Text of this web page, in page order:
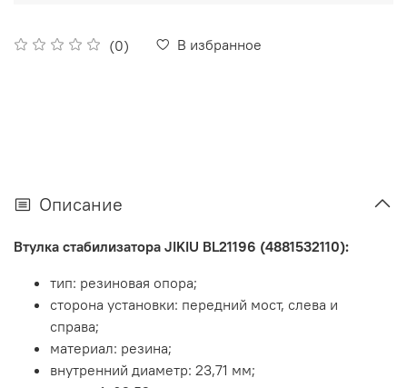
(0) В избранное
Описание
Втулка стабилизатора JIKIU BL21196 (4881532110):
тип: резиновая опора;
сторона установки: передний мост, слева и
справа;
материал: резина;
внутренний диаметр: 23,71 мм;